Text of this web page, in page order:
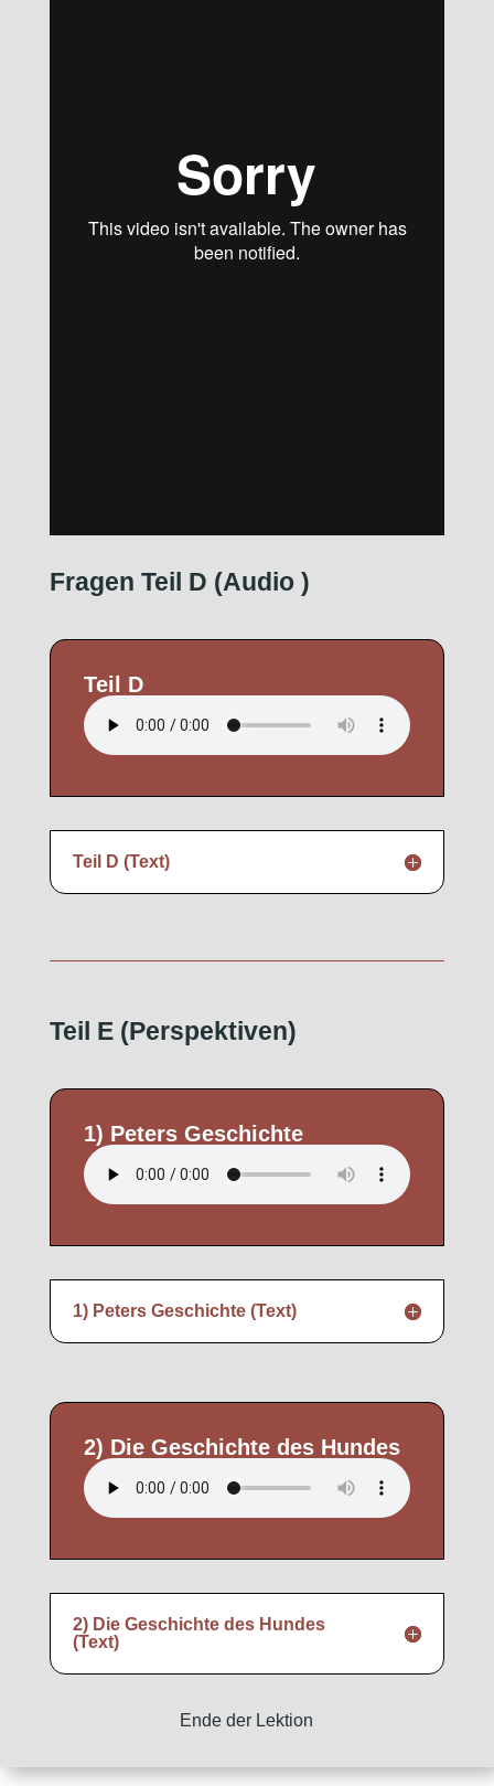
Fragen Teil D (Audio )
Teil D
Teil D (Text)
Teil E (Perspektiven)
1) Peters Geschichte
1) Peters Geschichte (Text)
2) Die Geschichte des Hundes
2) Die Geschichte des Hundes
(Text)
Ende der Lektion